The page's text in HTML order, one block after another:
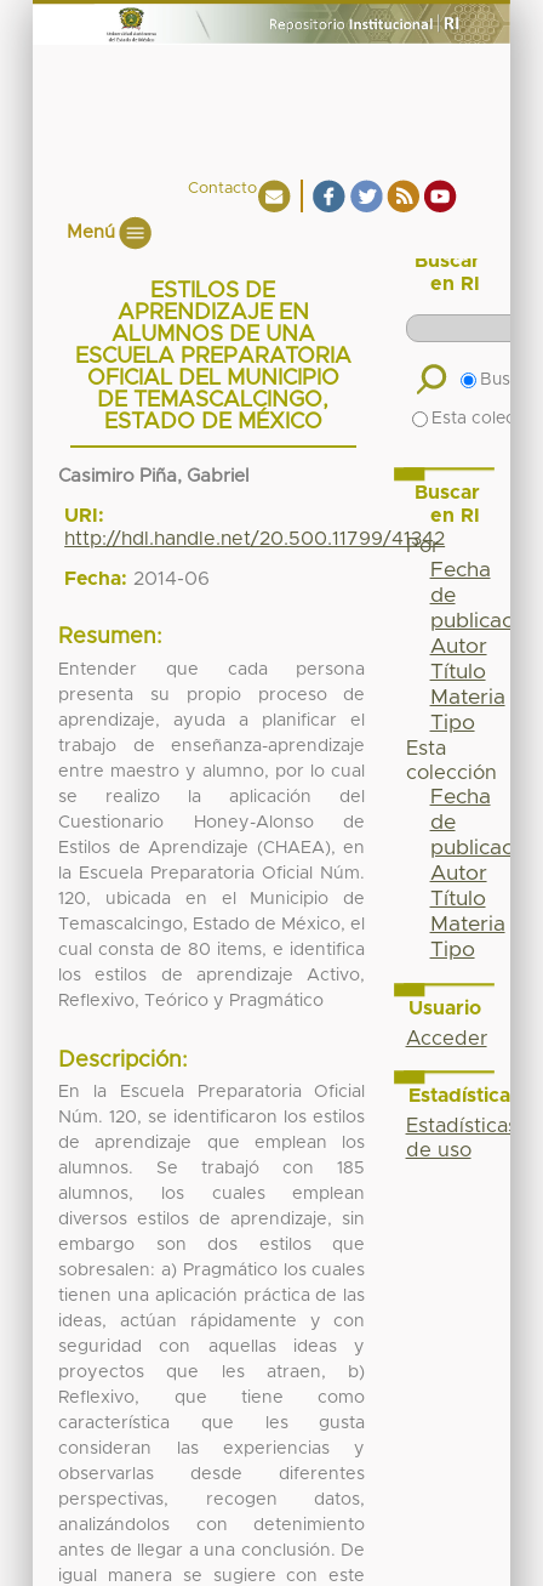
Contacto
Menú
ESTILOS DE
APRENDIZAJE EN
ALUMNOS DE UNA
ESCUELA PREPARATORIA
OFICIAL DEL MUNICIPIO
DE TEMASCALCINGO,
ESTADO DE MÉXICO
Casimiro Piña, Gabriel
URI:
http://hdl.handle.net/20.500.11799/41342
Fecha: 2014-06
Resumen:
Entender que cada persona
presenta su propio proceso de
aprendizaje, ayuda a planificar el
trabajo de enseñanza-aprendizaje
entre maestro y alumno, por lo cual
se realizo la aplicación del
Cuestionario Honey-Alonso de
Estilos de Aprendizaje (CHAEA), en
la Escuela Preparatoria Oficial Núm.
120, ubicada en el Municipio de
Temascalcingo, Estado de México, el
cual consta de 80 items, e identifica
los estilos de aprendizaje Activo,
Reflexivo, Teórico y Pragmático
Descripción:
En la Escuela Preparatoria Oficial
Núm. 120, se identificaron los estilos
de aprendizaje que emplean los
alumnos. Se trabajó con 185
alumnos, los cuales emplean
diversos estilos de aprendizaje, sin
embargo son dos estilos que
sobresalen: a) Pragmático los cuales
tienen una aplicación práctica de las
ideas, actúan rápidamente y con
seguridad con aquellas ideas y
proyectos que les atraen, b)
Reflexivo, que tiene como
característica que les gusta
consideran las experiencias y
observarlas desde diferentes
perspectivas, recogen datos,
analizándolos con detenimiento
antes de llegar a una conclusión. De
igual manera se sugiere con este
Buscar
en RI
Buscar
Esta
Buscar
en RI
Por
Fecha
de
publicación
Autor
Título
Materia
Tipo
Esta
colección
Fecha
de
publicación
Autor
Título
Materia
Tipo
Usuario
Acceder
Estadísticas
Estadísticas
de uso